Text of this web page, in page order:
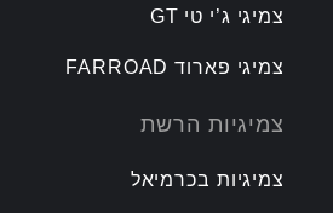
צמיגי ג’י טי GT
צמיגי פארוד FARROAD
צמיגיות הרשת
צמיגיות בכרמיאל